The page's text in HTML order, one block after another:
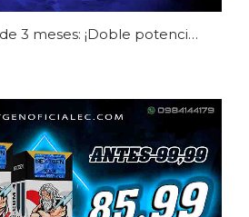
Deluxe 12% - Pack de 3 meses: ¡Doble potencia para cabello y barba!